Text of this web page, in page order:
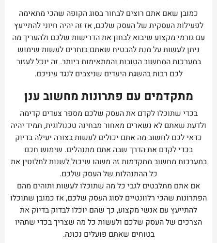
כמובן שאם אתם רוצים לבחור בסוג הקופה שהכי מתאימה
לפעילות העסקית של העסק שלכם, אז זה יהיה חיוני להתייעץ
עם גורמי מקצוע שיבוא לבחון את הדרישות שלכם ולהעריך מה
ניתן לעשות על מנת להבטיח שאתם בוחרים לעשות שימוש
במערכות המחשוב הטובות והמתאימות ביותר. זה יוכל לעזור
לכם רבות בהשגת היעדים שניצבים לנגד עיניכם.
מתקדמים עם פתרונות מחשוב ענן
בכדי שתוכלו לקדם את העסק שלכם מספר צעדים קדימה
ולדעת שאתם לא נשארים מאחור מבחינה טכנולוגית, תמיד יהיה
כדאי לכם לחשוב מה אתם יכולים לעשות בצורה יעילה בדיוק
בכדי לקדם את הדרך שבה אתם מתנהלים. שימוש חכם
במערכות מחשוב מתקדמות זה משהו שיכול לשנות לחלוטין את
כל ההתנהלות של העסק שלכם.
אם אתם מתלבטים לגבי כל מה שתוכלו לעשות ותוהים מהם
הפתרונות שהכי רלוונטיים לסוג העסק שלכם, אז כמובן שתוכלו
להתייעץ עם אנשי מקצוע, כך שהם יוכלו לבדוק בדיוק את
הצרכים של העסק שלכם ולעשות כל מה שצריך בכדי שתהיו
בטוחים שאתם פועלים נכונה.